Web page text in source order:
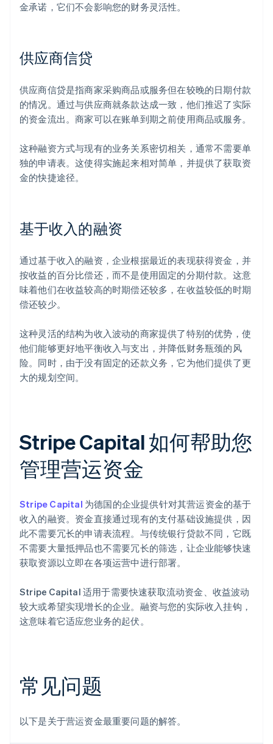
金承诺，它们不会影响您的财务灵活性。
供应商信贷
供应商信贷是指商家采购商品或服务但在较晚的日期付款
的情况。通过与供应商就条款达成一致，他们推迟了实际
的资金流出。商家可以在账单到期之前使用商品或服务。
这种融资方式与现有的业务关系密切相关，通常不需要单
独的申请表。这使得实施起来相对简单，并提供了获取资
金的快捷途径。
基于收入的融资
通过基于收入的融资，企业根据最近的表现获得资金，并
按收益的百分比偿还，而不是使用固定的分期付款。这意
味着他们在收益较高的时期偿还较多，在收益较低的时期
偿还较少。
这种灵活的结构为收入波动的商家提供了特别的优势，使
他们能够更好地平衡收入与支出，并降低财务瓶颈的风
险。同时，由于没有固定的还款义务，它为他们提供了更
大的规划空间。
Stripe Capital 如何帮助您
管理营运资金
Stripe Capital 为德国的企业提供针对其营运资金的基于
收入的融资。资金直接通过现有的支付基础设施提供，因
此不需要冗长的申请表流程。与传统银行贷款不同，它既
不需要大量抵押品也不需要冗长的筛选，让企业能够快速
获取资源以立即在各项运营中进行部署。
Stripe Capital 适用于需要快速获取流动资金、收益波动
较大或希望实现增长的企业。融资与您的实际收入挂钩，
这意味着它适应您业务的起伏。
常见问题
以下是关于营运资金最重要问题的解答。